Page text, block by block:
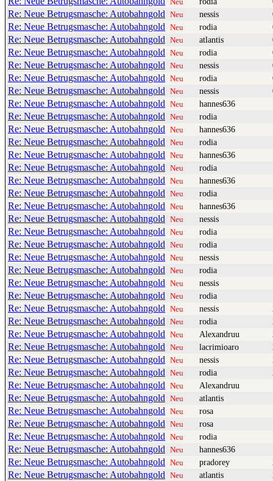
Re: Neue Betrugsmasche: Autobahngold Neu nessis
Re: Neue Betrugsmasche: Autobahngold Neu rodia
Re: Neue Betrugsmasche: Autobahngold Neu atlantis
Re: Neue Betrugsmasche: Autobahngold Neu rodia
Re: Neue Betrugsmasche: Autobahngold Neu nessis
Re: Neue Betrugsmasche: Autobahngold Neu rodia
Re: Neue Betrugsmasche: Autobahngold Neu nessis
Re: Neue Betrugsmasche: Autobahngold Neu hannes636
Re: Neue Betrugsmasche: Autobahngold Neu rodia
Re: Neue Betrugsmasche: Autobahngold Neu hannes636
Re: Neue Betrugsmasche: Autobahngold Neu rodia
Re: Neue Betrugsmasche: Autobahngold Neu hannes636
Re: Neue Betrugsmasche: Autobahngold Neu rodia
Re: Neue Betrugsmasche: Autobahngold Neu hannes636
Re: Neue Betrugsmasche: Autobahngold Neu rodia
Re: Neue Betrugsmasche: Autobahngold Neu hannes636
Re: Neue Betrugsmasche: Autobahngold Neu nessis
Re: Neue Betrugsmasche: Autobahngold Neu rodia
Re: Neue Betrugsmasche: Autobahngold Neu rodia
Re: Neue Betrugsmasche: Autobahngold Neu nessis
Re: Neue Betrugsmasche: Autobahngold Neu rodia
Re: Neue Betrugsmasche: Autobahngold Neu nessis
Re: Neue Betrugsmasche: Autobahngold Neu rodia
Re: Neue Betrugsmasche: Autobahngold Neu nessis
Re: Neue Betrugsmasche: Autobahngold Neu rodia
Re: Neue Betrugsmasche: Autobahngold Neu Alexandruu
Re: Neue Betrugsmasche: Autobahngold Neu lacrimioaro
Re: Neue Betrugsmasche: Autobahngold Neu nessis
Re: Neue Betrugsmasche: Autobahngold Neu rodia
Re: Neue Betrugsmasche: Autobahngold Neu Alexandruu
Re: Neue Betrugsmasche: Autobahngold Neu atlantis
Re: Neue Betrugsmasche: Autobahngold Neu rosa
Re: Neue Betrugsmasche: Autobahngold Neu rosa
Re: Neue Betrugsmasche: Autobahngold Neu rodia
Re: Neue Betrugsmasche: Autobahngold Neu hannes636
Re: Neue Betrugsmasche: Autobahngold Neu pradorey
Re: Neue Betrugsmasche: Autobahngold Neu atlantis